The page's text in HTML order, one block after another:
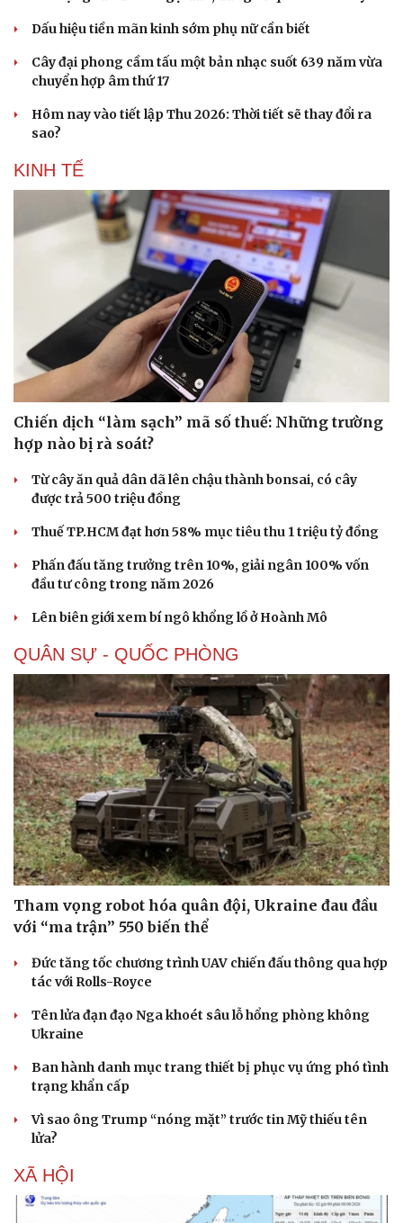
Doanh nghiệp
Thông tin doanh nghiệp
Doanh nghiệp 24h
Vì cộng đồng
Sành điệu
Dấu hiệu tiền mãn kinh sớm phụ nữ cần biết
Cây đại phong cầm tấu một bản nhạc suốt 639 năm vừa
chuyển hợp âm thứ 17
Hôm nay vào tiết lập Thu 2026: Thời tiết sẽ thay đổi ra
sao?
KINH TẾ
Chiến dịch “làm sạch” mã số thuế: Những trường
hợp nào bị rà soát?
Từ cây ăn quả dân dã lên chậu thành bonsai, có cây
được trả 500 triệu đồng
Thuế TP.HCM đạt hơn 58% mục tiêu thu 1 triệu tỷ đồng
Phấn đấu tăng trưởng trên 10%, giải ngân 100% vốn
đầu tư công trong năm 2026
Lên biên giới xem bí ngô khổng lồ ở Hoành Mô
QUÂN SỰ - QUỐC PHÒNG
Tham vọng robot hóa quân đội, Ukraine đau đầu
với “ma trận” 550 biến thể
Đức tăng tốc chương trình UAV chiến đấu thông qua hợp
tác với Rolls-Royce
Tên lửa đạn đạo Nga khoét sâu lỗ hổng phòng không
Ukraine
Ban hành danh mục trang thiết bị phục vụ ứng phó tình
trạng khẩn cấp
Vì sao ông Trump “nóng mặt” trước tin Mỹ thiếu tên
lửa?
XÃ HỘI